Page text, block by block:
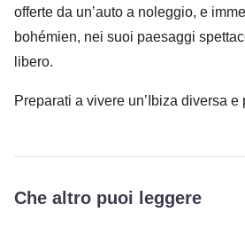
offerte da un’auto a noleggio, e
bohémien, nei suoi paesaggi
libero.
Preparati a vivere un’Ibiza diversa e
Che altro puoi leggere